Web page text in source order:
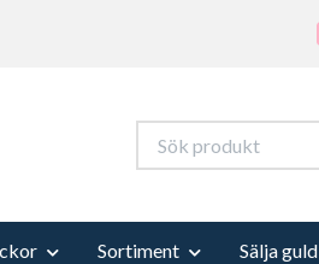
Sortiment Sälja guld